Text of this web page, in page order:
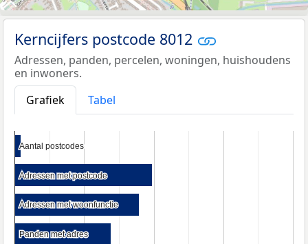
Kerncijfers postcode 8012
Adressen, panden, percelen, woningen, huishoudens
en inwoners.
Grafiek
Tabel
Aantal postcodes
Aantal postcodes
Adressen met postcode
Adressen met postcode
Adressen met woonfunctie
Adressen met woonfunctie
Panden met adres
Panden met adres